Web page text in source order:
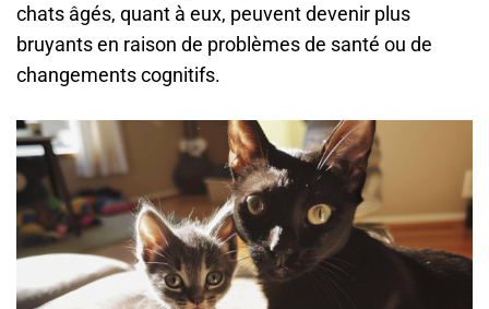
chats âgés, quant à eux, peuvent devenir plus
bruyants en raison de problèmes de santé ou de
changements cognitifs.